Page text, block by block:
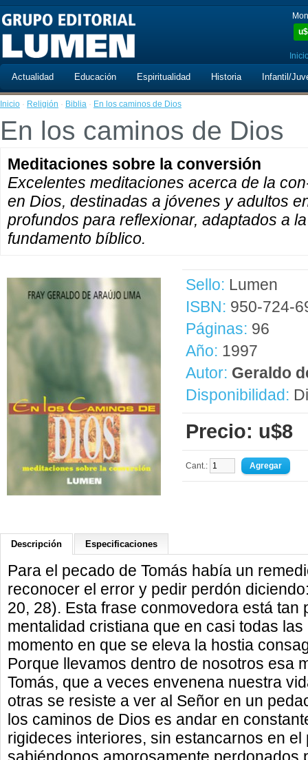
u$
Actualidad Educación Espiritualidad Historia Infantil/
Inicio · Religión · Biblia · En los caminos de Dios
En los caminos de Dios
Meditaciones sobre la conversión
Excelentes meditaciones acerca de la
en Dios, destinadas a jóvenes y adultos
profundos para reflexionar, adaptados a
fundamento bíblico.
Sello: Lumen
ISBN: 950-724-
Páginas: 96
Año: 1997
Autor: Geraldo
Disponibilidad:
Precio: u$8
Cant.:
Descripción Especificaciones
Para el pecado de Tomás había un
reconocer el error y pedir perdón
20, 28). Esta frase conmovedora está tan
mentalidad cristiana que en casi todas
momento en que se eleva la hostia
Porque llevamos dentro de nosotros esa
Tomás, que a veces envenena nuestra
otras se resiste a ver al Señor en un
los caminos de Dios es andar en
rigideces interiores, sin estancarnos en